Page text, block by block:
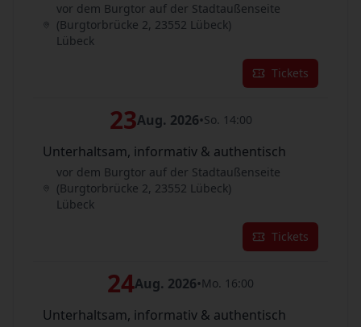
vor dem Burgtor auf der Stadtaußenseite
(Burgtorbrücke 2, 23552 Lübeck)
Lübeck
Tickets
23Aug. 2026•So. 14:00
Unterhaltsam, informativ & authentisch
vor dem Burgtor auf der Stadtaußenseite
(Burgtorbrücke 2, 23552 Lübeck)
Lübeck
Tickets
24Aug. 2026•Mo. 16:00
Unterhaltsam, informativ & authentisch